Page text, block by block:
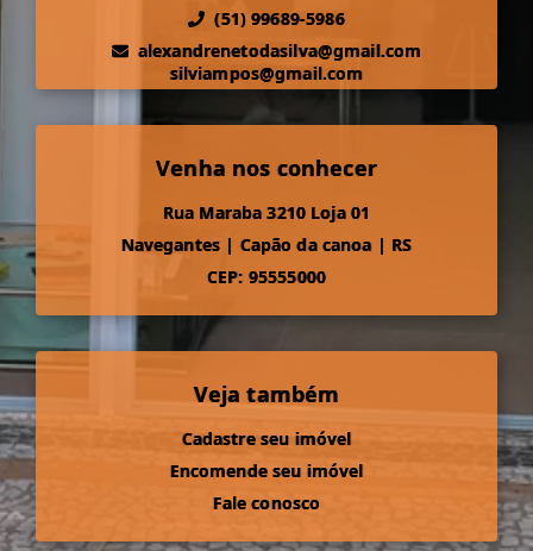
(51) 99689-5986
alexandrenetodasilva@gmail.com
silviampos@gmail.com
Venha nos conhecer
Rua Maraba 3210 Loja 01
Navegantes | Capão da canoa | RS
CEP: 95555000
Veja também
Cadastre seu imóvel
Encomende seu imóvel
Fale conosco